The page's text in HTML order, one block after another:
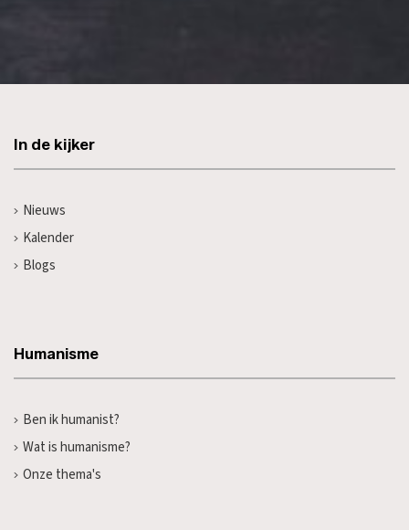
In de kijker
Nieuws
Kalender
Blogs
Humanisme
Ben ik humanist?
Wat is humanisme?
Onze thema's